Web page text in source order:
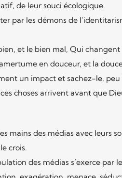
de leur souci écologique.
par les démons de
et le bien mal, Qui
en douceur, et la
un impact et sachez-le,
choses arrivent avant que
mains des médias avec leurs
crois.
des médias s’exerce par